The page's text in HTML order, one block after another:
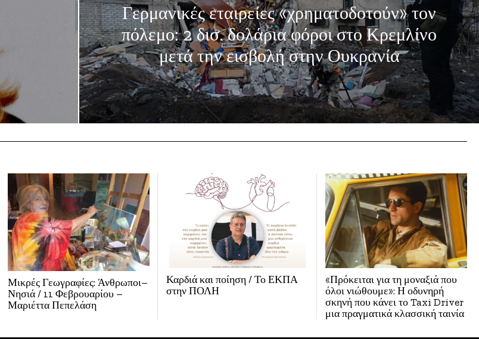
Γερμανικές εταιρείες «χρηματοδοτούν» τον
πόλεμο: 2 δισ. δολάρια φόροι στο Κρεμλίνο
μετά την εισβολή στην Ουκρανία
Μικρές Γεωγραφίες: Άνθρωποι–
Νησιά / 11 Φεβρουαρίου –
Μαριέττα Πεπελάση
Καρδιά και ποίηση / Το ΕΚΠΑ
στην ΠΟΛΗ
«Πρόκειται για τη μοναξιά που
όλοι νιώθουμε»: Η οδυνηρή
σκηνή που κάνει το Taxi Driver
μια πραγματικά κλασσική ταινία